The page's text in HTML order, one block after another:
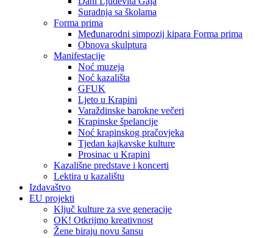
Suradnja sa školama
Forma prima
Međunarodni simpozij kipara Forma prima
Obnova skulptura
Manifestacije
Noć muzeja
Noć kazališta
GFUK
Ljeto u Krapini
Varaždinske barokne večeri
Krapinske špelancije
Noć krapinskog pračovjeka
Tjedan kajkavske kulture
Prosinac u Krapini
Kazališne predstave i koncerti
Lektira u kazalištu
Izdavaštvo
EU projekti
Ključ kulture za sve generacije
OK! Otkrijmo kreativnost
Žene biraju novu šansu